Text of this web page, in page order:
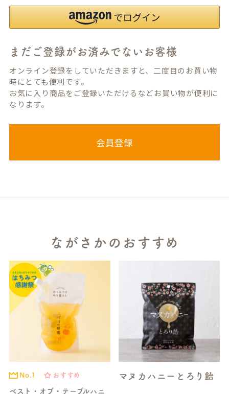
まだご登録がお済みでないお客様
オンライン登録をしていただきますと、二度目のお買い物
時にとても便利です。
お気に入り商品をご登録いただけるなどお買い物が便利に
なります。
会員登録
ながさかのおすすめ
No.1 おすすめ
ベスト・オブ・テーブルハニ
マヌカハニーとろり飴